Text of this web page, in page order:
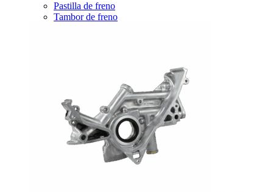
Pastilla de freno
Tambor de freno